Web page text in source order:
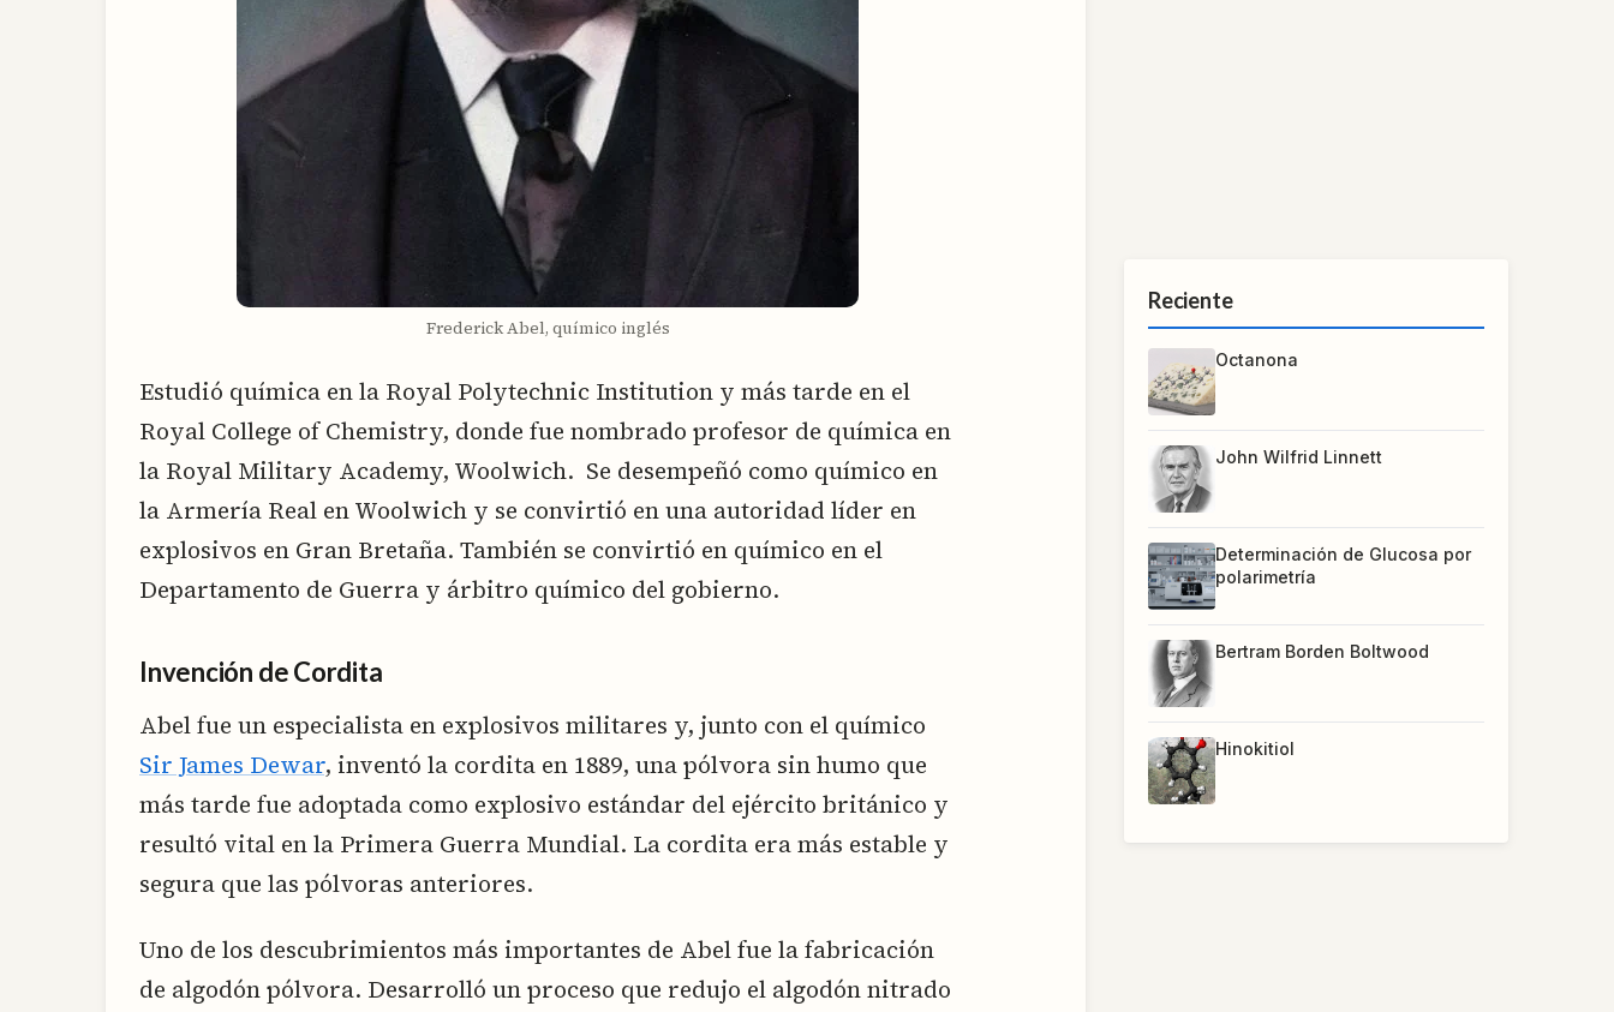
Frederick Abel, químico inglés
Estudió química en la Royal Polytechnic Institution y más tarde en el
Royal College of Chemistry, donde fue nombrado profesor de química en
la Royal Military Academy, Woolwich. Se desempeñó como químico en
la Armería Real en Woolwich y se convirtió en una autoridad líder en
explosivos en Gran Bretaña. También se convirtió en químico en el
Departamento de Guerra y árbitro químico del gobierno.
Invención de Cordita
Abel fue un especialista en explosivos militares y, junto con el químico
Sir James Dewar, inventó la cordita en 1889, una pólvora sin humo que
más tarde fue adoptada como explosivo estándar del ejército británico y
resultó vital en la Primera Guerra Mundial. La cordita era más estable y
segura que las pólvoras anteriores.
Uno de los descubrimientos más importantes de Abel fue la fabricación
de algodón pólvora. Desarrolló un proceso que redujo el algodón nitrado
Reciente
Octanona
John Wilfrid Linnett
Determinación de Glucosa por
polarimetría
Bertram Borden Boltwood
Hinokitiol